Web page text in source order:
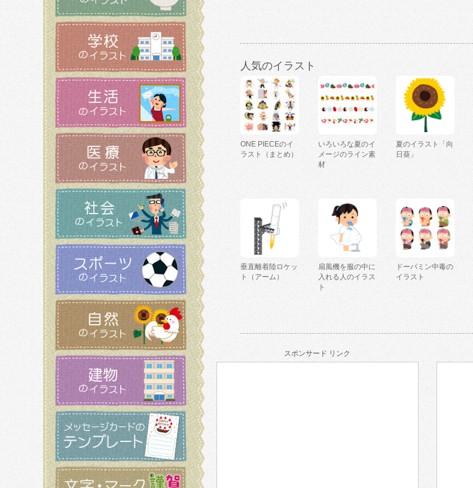
人気のイラスト
ONE PIECEのイ
ラスト（まとめ）
いろいろな夏のイ
メージのライン素
材
夏のイラスト「向
日葵」
垂直離着陸ロケッ
ト（アーム）
扇風機を服の中に
入れる人のイラス
ト
ドーパミン中毒の
イラスト
スポンサード リンク